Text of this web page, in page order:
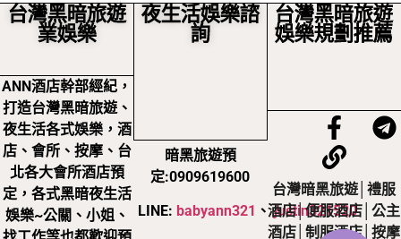
台灣黑暗旅遊
業娛樂
ANN酒店幹部經紀，
打造台灣黑暗旅遊、
夜生活各式娛樂，酒
店、會所、按摩、台
北各大會所酒店預
定，各式黑暗夜生活
娛樂~公關、小姐、
夜生活娛樂諮
詢
暗黑旅遊預
定:0909619600
LINE:babyann321 、justin321520
台灣黑暗旅遊
娛樂規劃推薦
台灣暗黑旅遊│禮服
酒店│便服酒店│公主
酒店│制服酒店│按摩